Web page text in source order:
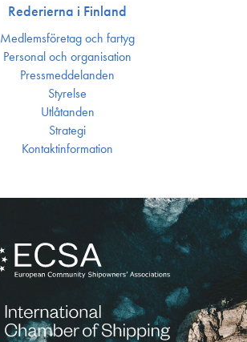
Rederierna i Finland
Medlemsföretag och fartyg
Personal och organisation
Press­meddelanden
Styrelse
Utlåtanden
Strategi
Kontakt­information